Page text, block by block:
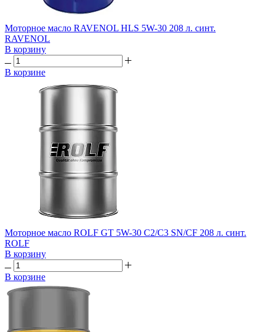
Моторное масло RAVENOL HLS 5W-30 208 л. синт.
RAVENOL
В корзину
В корзине
Моторное масло ROLF GT 5W-30 C2/C3 SN/CF 208 л. синт.
ROLF
В корзину
В корзине